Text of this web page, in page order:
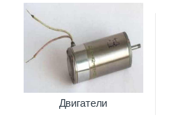
Двигатели